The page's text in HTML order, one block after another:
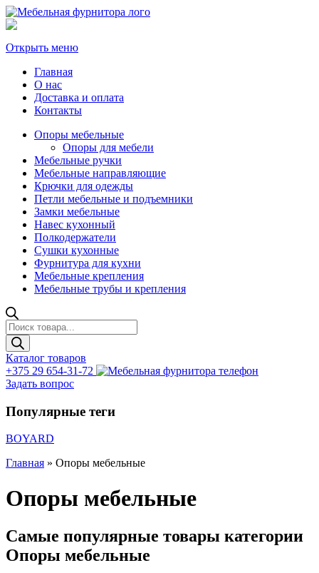
Открыть меню
Главная
О нас
Доставка и оплата
Контакты
Опоры мебельные
Опоры для мебели
Мебельные ручки
Мебельные направляющие
Крючки для одежды
Петли мебельные и подъемники
Замки мебельные
Навес кухонный
Полкодержатели
Сушки кухонные
Фурнитура для кухни
Мебельные крепления
Мебельные трубы и крепления
Поиск
товаров
Каталог товаров
+375 29 654-31-72
Задать вопрос
Популярные теги
BOYARD
Главная » Опоры мебельные
Опоры мебельные
Самые популярные товары категории
Опоры мебельные